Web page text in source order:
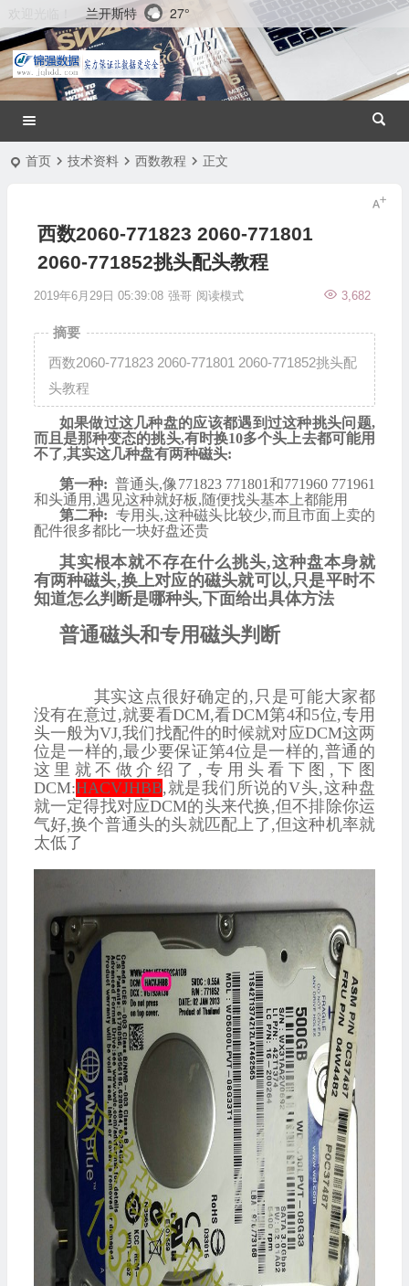
兰开斯特 27°
首页 技术资料 西数教程 正文
西数2060-771823 2060-771801
2060-771852挑头配头教程
2019年6月29日 05:39:08 强哥 3,682
阅读模式
摘要
西数2060-771823 2060-771801 2060-771852挑头配
头教程
如果做过这几种盘的应该都遇到过这种挑头问题,
而且是那种变态的挑头,有时换10多个头上去都可能用
不了,其实这几种盘有两种磁头:
第一种:普通头,像 771823 771801和771960 771961
和头通用 ,遇见这种就好板,随便找头基本上都能用
第二种: 专用头,这种磁头比较少,而且市面上卖的
配件很多都比一块好盘还贵
其实根本就不存在什么挑头,这种盘本身就
有两种磁头,换上对应的磁头就可以,只是平时不
知道怎么判断是哪种头,下面给出具体方法
普通磁头和专用磁头判断
其实这点很好确定的, 只是可能大家都
没有在意过,就要看DCM,看DCM第4和5位,专用
头一般为VJ,我们找配件的时候就对应DCM这两
位是一样的,最少要保证第4位是一样的,普通的
这里就不做介绍了 , 专用头看下图 , 下图
DCM:HACVJHBB,就是我们所说的V头,这种盘
就一定得找对应DCM的头来代换,但不排除你运
气好,换个普通头的头就匹配上了,但这种机率就
太低了